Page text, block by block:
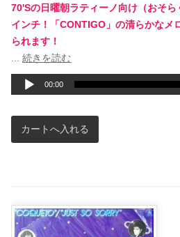
70'Sの日曜朝ラティーノ向け（おそら
インチ！「CONTIGO」の清らかなメ
られます！
... 続きを読む
声
プ
ー
ヤ
00:00